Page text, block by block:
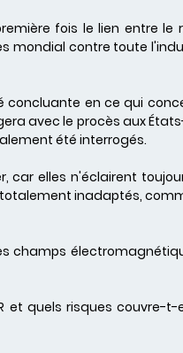
fois le lien entre
mondial contre toute
en ce qui
avec le procès aux
été interrogés.
car elles n'éclairent
inadaptés,
champs
quels risques couvre-t-